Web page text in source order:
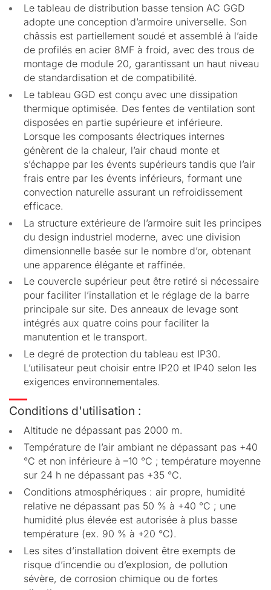
Le tableau de distribution basse tension AC GGD
adopte une conception d’armoire universelle. Son
châssis est partiellement soudé et assemblé à l’aide
de profilés en acier 8MF à froid, avec des trous de
montage de module 20, garantissant un haut niveau
de standardisation et de compatibilité.
Le tableau GGD est conçu avec une dissipation
thermique optimisée. Des fentes de ventilation sont
disposées en partie supérieure et inférieure.
Lorsque les composants électriques internes
génèrent de la chaleur, l’air chaud monte et
s’échappe par les évents supérieurs tandis que l’air
frais entre par les évents inférieurs, formant une
convection naturelle assurant un refroidissement
efficace.
La structure extérieure de l’armoire suit les principes
du design industriel moderne, avec une division
dimensionnelle basée sur le nombre d’or, obtenant
une apparence élégante et raffinée.
Le couvercle supérieur peut être retiré si nécessaire
pour faciliter l’installation et le réglage de la barre
principale sur site. Des anneaux de levage sont
intégrés aux quatre coins pour faciliter la
manutention et le transport.
Le degré de protection du tableau est IP30.
L’utilisateur peut choisir entre IP20 et IP40 selon les
exigences environnementales.
Conditions d'utilisation :
Altitude ne dépassant pas 2000 m.
Température de l’air ambiant ne dépassant pas +40
°C et non inférieure à –10 °C ; température moyenne
sur 24 h ne dépassant pas +35 °C.
Conditions atmosphériques : air propre, humidité
relative ne dépassant pas 50 % à +40 °C ; une
humidité plus élevée est autorisée à plus basse
température (ex. 90 % à +20 °C).
Les sites d’installation doivent être exempts de
risque d’incendie ou d’explosion, de pollution
sévère, de corrosion chimique ou de fortes